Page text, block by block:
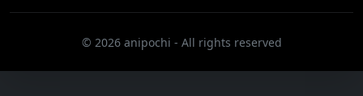
© 2026 anipochi - All rights reserved